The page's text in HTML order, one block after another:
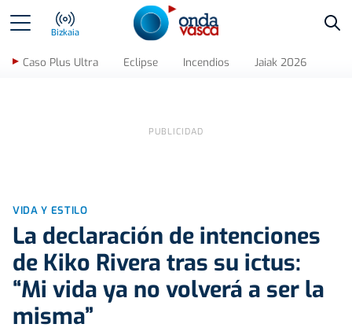
Bizkaia
Caso Plus Ultra Eclipse Incendios Jaiak 2026
VIDA Y ESTILO
La declaración de intenciones
de Kiko Rivera tras su ictus:
“Mi vida ya no volverá a ser la
misma”